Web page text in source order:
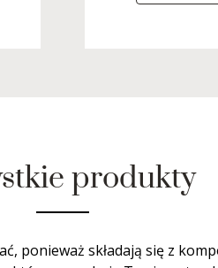
produkty
ponieważ składają się z